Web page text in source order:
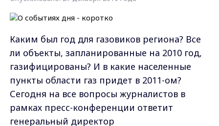
Каким был год для газовиков региона? Все
ли объекты, запланированные на 2010 год,
газифицированы? И в какие населенные
пункты области газ придет в 2011-ом?
Сегодня на все вопросы журналистов в
рамках пресс-конференции ответит
генеральный директор